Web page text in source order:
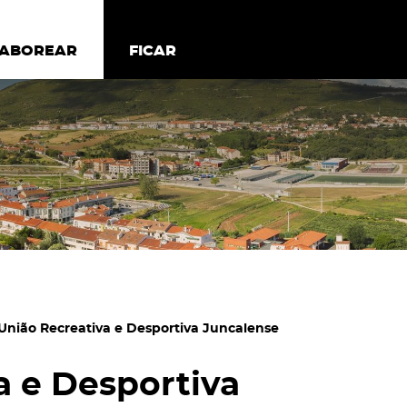
SABOREAR FICAR
FICAR
Recreativa e Desportiva Juncalense
e Desportiva